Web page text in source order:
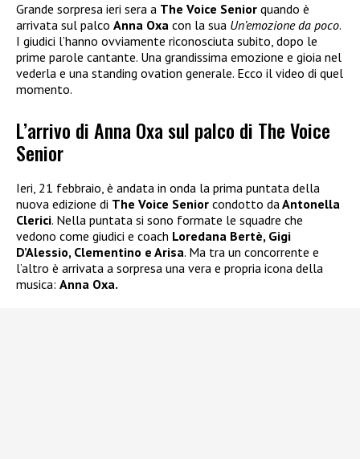
Grande sorpresa ieri sera a The Voice Senior quando è
arrivata sul palco Anna Oxa con la sua Un’emozione da poco.
I giudici l’hanno ovviamente riconosciuta subito, dopo le
prime parole cantante. Una grandissima emozione e gioia nel
vederla e una standing ovation generale. Ecco il video di quel
momento.
L’arrivo di Anna Oxa sul palco di The Voice
Senior
Ieri, 21 febbraio, è andata in onda la prima puntata della
nuova edizione di The Voice Senior condotto da Antonella
Clerici. Nella puntata si sono formate le squadre che
vedono come giudici e coach Loredana Bertè, Gigi
D’Alessio, Clementino e Arisa. Ma tra un concorrente e
l’altro è arrivata a sorpresa una vera e propria icona della
musica: Anna Oxa.